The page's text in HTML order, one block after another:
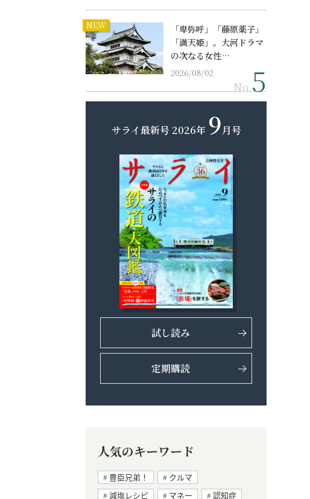
NEW
「卑弥呼」「藤原薬子」
「満天姫」。大河ドラマ
の次なる女性…
2026/08/02
No.
サライ最新号 2026年 9月号
試し読み
定期購読
人気のキーワード
豊臣兄弟！
クルマ
減塩レシピ
マネー
認知症